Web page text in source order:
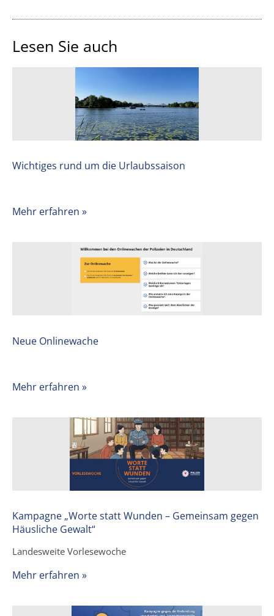
Lesen Sie auch
Wichtiges rund um die Urlaubssaison
Mehr erfahren »
Neue Onlinewache
Mehr erfahren »
Kampagne „Worte statt Wunden – Gemeinsam gegen
Häusliche Gewalt“
Landesweite Vorlesewoche
Mehr erfahren »